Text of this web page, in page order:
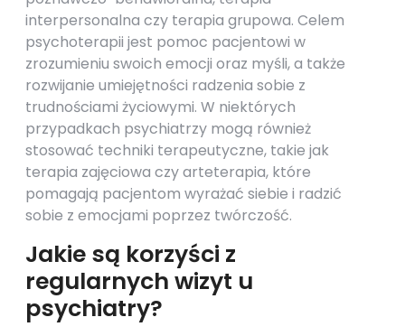
interpersonalna czy terapia grupowa. Celem
psychoterapii jest pomoc pacjentowi w
zrozumieniu swoich emocji oraz myśli, a także
rozwijanie umiejętności radzenia sobie z
trudnościami życiowymi. W niektórych
przypadkach psychiatrzy mogą również
stosować techniki terapeutyczne, takie jak
terapia zajęciowa czy arteterapia, które
pomagają pacjentom wyrażać siebie i radzić
sobie z emocjami poprzez twórczość.
Jakie są korzyści z
regularnych wizyt u
psychiatry?